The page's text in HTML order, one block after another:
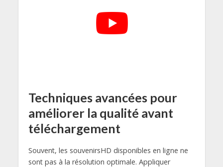
Techniques avancées pour
améliorer la qualité avant
téléchargement
Souvent, les souvenirsHD disponibles en ligne ne
sont pas à la résolution optimale. Appliquer